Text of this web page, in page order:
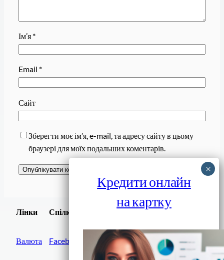
Ім’я *
Email *
Сайт
Зберегти моє ім’я, e-mail, та адресу сайту в цьому
браузері для моїх подальших коментарів.
Лінки
Валюта
Спілки
Facebook
Завантажити
Кредити онлайн
на картку